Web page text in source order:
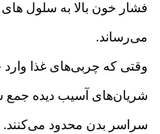
فشار خون بالا به سلول
می‌رساند.
وقتی که چربی‌های غذا وارد
شریان‌های آسیب دیده جمع
سراسر بدن محدود می‌کنند.